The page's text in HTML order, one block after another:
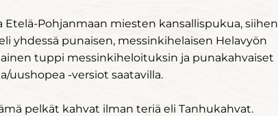
Pohjanmaan miesten kansallispukua, siihen
yhdessä punaisen, messinkihelaisen Helavyön
tuppi messinkiheloituksin ja punakahvaiset
uushopea -versiot saatavilla.
pelkät kahvat ilman teriä eli Tanhukahvat.